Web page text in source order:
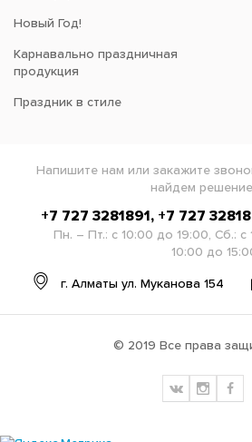
Новый Год!
Карнавально праздничная
продукция
Праздник в стиле
Напишите нам или закажите
найдем
+7 727 3281891, +7 727
Пн. – Пт.: с 10:00 до 19:00, Сб.: с
10:00 до
г. Алматы ул. Муканова 154
© 2019 Все права